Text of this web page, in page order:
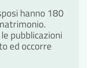
hanno 180
pubblicazioni
ed occorre